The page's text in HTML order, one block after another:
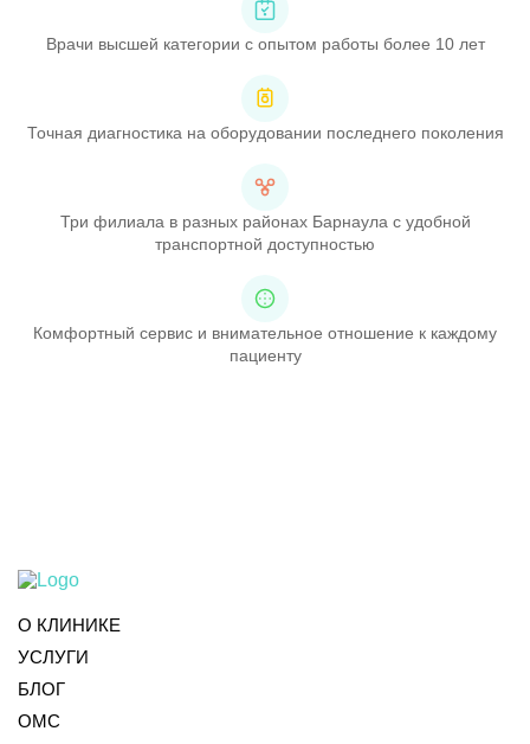
Врачи высшей категории с опытом работы более 10 лет
Точная диагностика на оборудовании последнего поколения
Три филиала в разных районах Барнаула с удобной
транспортной доступностью
Комфортный сервис и внимательное отношение к каждому
пациенту
О КЛИНИКЕ
УСЛУГИ
БЛОГ
ОМС